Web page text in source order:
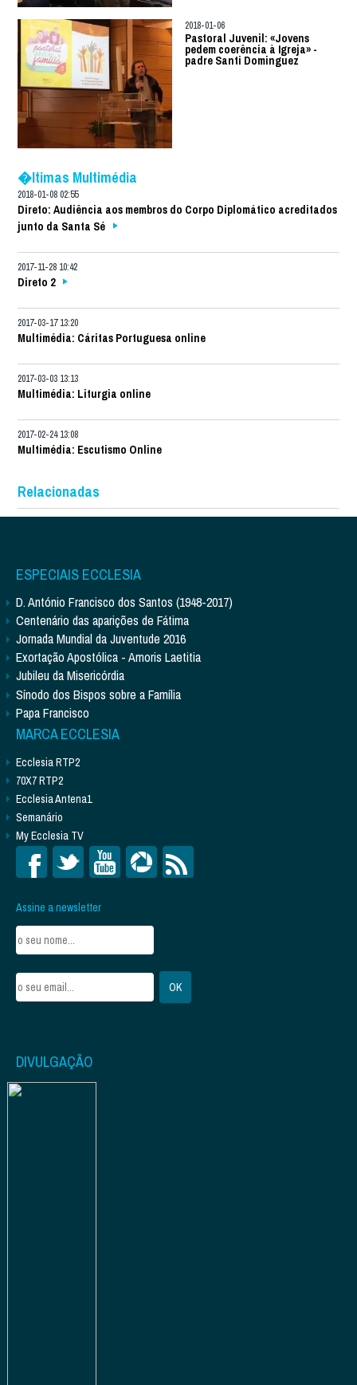
2018-01-06
Pastoral Juvenil: «Jovens
pedem coerência à Igreja» -
padre Santi Dominguez
�ltimas Multimédia
2018-01-08 02:55
Direto: Audiência aos membros do Corpo Diplomático acreditados
junto da Santa Sé
2017-11-28 10:42
Direto 2
2017-03-17 13:20
Multimédia: Cáritas Portuguesa online
2017-03-03 13:13
Multimédia: Liturgia online
2017-02-24 13:08
Multimédia: Escutismo Online
Relacionadas
ESPECIAIS ECCLESIA
D. António Francisco dos Santos (1948-2017)
Centenário das aparições de Fátima
Jornada Mundial da Juventude 2016
Exortação Apostólica - Amoris Laetitia
Jubileu da Misericórdia
Sínodo dos Bispos sobre a Família
Papa Francisco
MARCA ECCLESIA
Ecclesia RTP2
70X7 RTP2
Ecclesia Antena1
Semanário
My Ecclesia TV
Assine a newsletter
DIVULGAÇÃO